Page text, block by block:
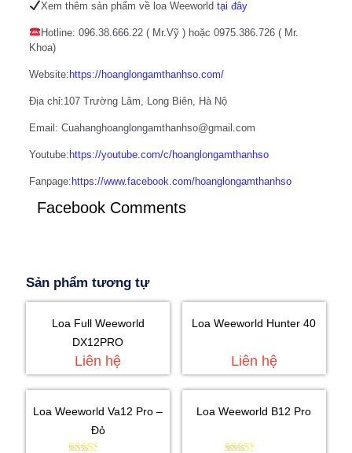
Xem thêm sản phẩm về loa Weeworld tại đây
Hotline: 096.38.666.22 ( Mr.Vỹ ) hoặc 0975.386.726 ( Mr.
Khoa)
Website: https://hoanglongamthanhso.com/
Địa chỉ:107 Trường Lâm, Long Biên, Hà Nộ
Email: Cuahanghoanglongamthanhso@gmail.com
Youtube: https://youtube.com/c/hoanglongamthanhso
Fanpage: https://www.facebook.com/hoanglongamthanhso
Facebook Comments
Sản phẩm tương tự
Loa Full Weeworld
DX12PRO
Liên hệ
Loa Weeworld Hunter 40
Liên hệ
Loa Weeworld Va12 Pro –
Đỏ
Loa Weeworld B12 Pro